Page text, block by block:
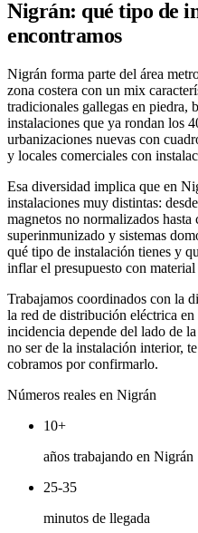
Nigrán: qué tipo de
encontramos
Nigrán forma parte del área
zona costera con un mix
tradicionales gallegas en piedra,
instalaciones que ya rondan los
urbanizaciones nuevas con
y locales comerciales con
Esa diversidad implica que en
instalaciones muy distintas:
magnetos no normalizados hasta
superinmunizado y sistemas
qué tipo de instalación tienes y
inflar el presupuesto con material
Trabajamos coordinados con la
la red de distribución eléctrica
incidencia depende del lado de
no ser de la instalación interior,
cobramos por confirmarlo.
Números reales en Nigrán
10+
años trabajando en Nigrán
25-35
minutos de llegada